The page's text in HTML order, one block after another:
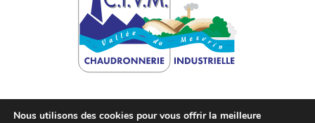
Nous utilisons des cookies pour vous offrir la meilleure